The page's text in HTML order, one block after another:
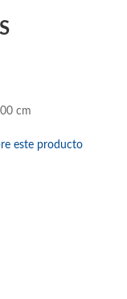
Dimensiones del embalaje: 10,000 2,200 10,000 cm
este producto